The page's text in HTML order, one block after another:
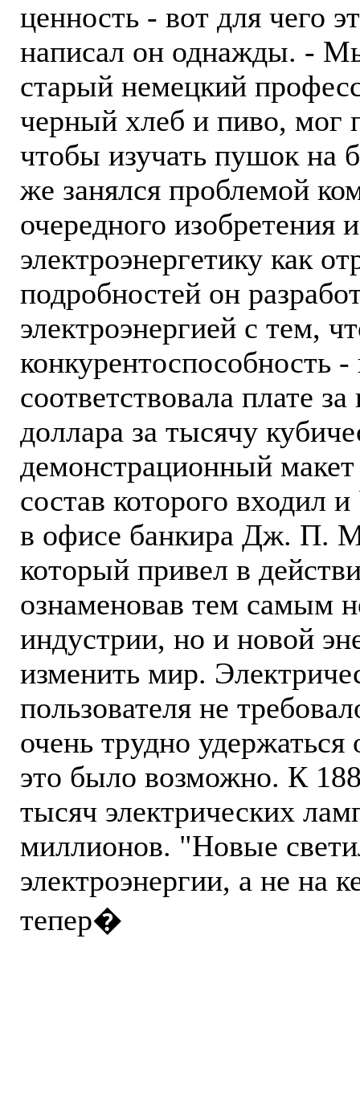
ценность - вот для чего
написал он однажды. -
старый немецкий
черный хлеб и пиво, мог
чтобы изучать пушок на
же занялся проблемой
очередного изобретения
электроэнергетику как
подробностей он
электроэнергией с тем,
конкурентоспособность
соответствовала плате
доллара за тысячу
демонстрационный
состав которого входил
в офисе банкира Дж. П.
который привел в
ознаменовав тем самым
индустрии, но и новой
изменить мир.
пользователя не
очень трудно удержаться
это было возможно. К
тысяч электрических
миллионов. "Новые
электроэнергии, а не на
тепер�